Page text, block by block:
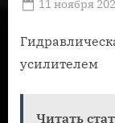
Posted
11 ноября
усилителем
Читать